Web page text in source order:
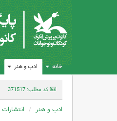
خانه ادب و هنر
کد مطلب: 371517
ادب و هنر انتشارات